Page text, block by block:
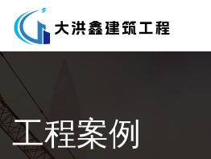
工程案例